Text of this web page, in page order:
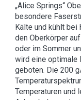
„Alice Springs“
besondere
Kälte und kühlt bei
den Oberkörper
oder im Sommer
wird eine optimale
geboten. Die 200
Temperaturen und